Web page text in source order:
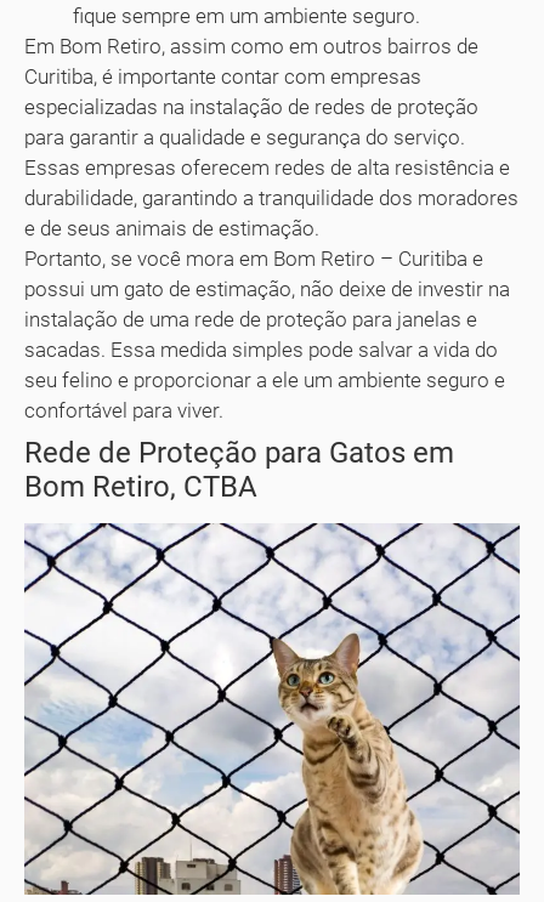
fique sempre em um ambiente seguro.
Em Bom Retiro, assim como em outros bairros de
Curitiba, é importante contar com empresas
especializadas na instalação de redes de proteção
para garantir a qualidade e segurança do serviço.
Essas empresas oferecem redes de alta resistência e
durabilidade, garantindo a tranquilidade dos moradores
e de seus animais de estimação.
Portanto, se você mora em Bom Retiro – Curitiba e
possui um gato de estimação, não deixe de investir na
instalação de uma rede de proteção para janelas e
sacadas. Essa medida simples pode salvar a vida do
seu felino e proporcionar a ele um ambiente seguro e
confortável para viver.
Rede de Proteção para Gatos em
Bom Retiro, CTBA